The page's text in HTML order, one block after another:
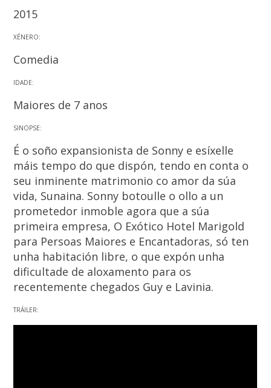
2015
XÉNERO:
Comedia
IDADE:
Maiores de 7 anos
SINOPSE:
É o soño expansionista de Sonny e esíxelle
máis tempo do que dispón, tendo en conta o
seu inminente matrimonio co amor da súa
vida, Sunaina. Sonny botoulle o ollo a un
prometedor inmoble agora que a súa
primeira empresa, O Exótico Hotel Marigold
para Persoas Maiores e Encantadoras, só ten
unha habitación libre, o que expón unha
dificultade de aloxamento para os
recentemente chegados Guy e Lavinia.
TRÁILER: